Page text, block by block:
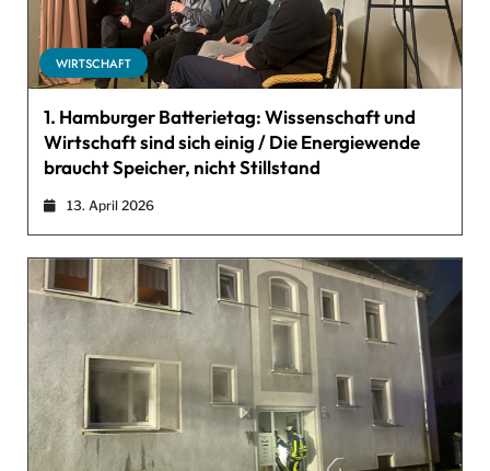
WIRTSCHAFT
1. Hamburger Batterietag: Wissenschaft und
Wirtschaft sind sich einig / Die Energiewende
braucht Speicher, nicht Stillstand
13. April 2026